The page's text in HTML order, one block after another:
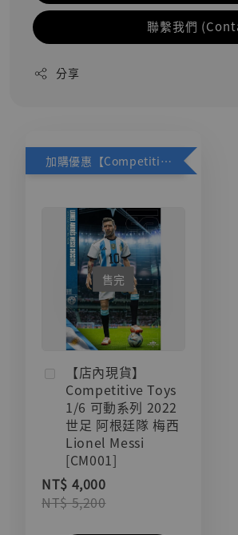
聯繫我們
分享
加購優惠【Competitive Toys 梅西 [CM001]】
售完
【店內現貨】
Competitive Toys
1/6 可動系列 2022
世足 阿根廷隊 梅西
Lionel Messi
[CM001]
NT$ 4,000
NT$ 5,200